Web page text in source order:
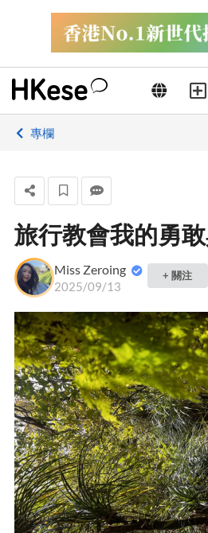
專欄
旅行教會我的勇
Miss Zeroing
2025/09/13
+ 關注